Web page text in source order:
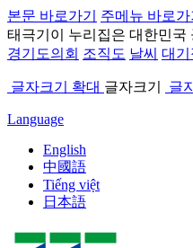
본문 바로가기
주메뉴 바로가
태극기 이 누리집은 대한민국
경기도의회 조직도 날씨 대기
글자크기 확대 글자크기 글
Language
English
中國語
Tiếng việt
日本語